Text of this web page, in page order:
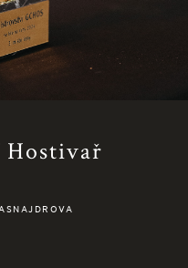
Hostivař